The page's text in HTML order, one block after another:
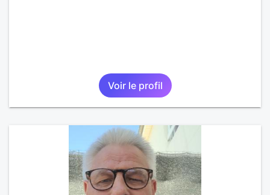
Voir le profil